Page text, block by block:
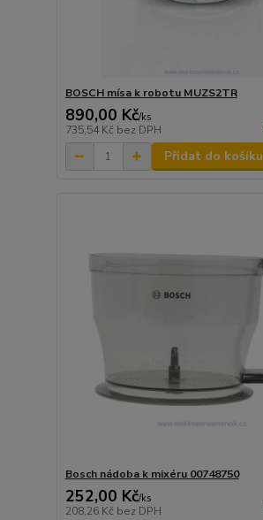
BOSCH mísa k robotu MUZS2TR
890,00 Kč/ks
735,54 Kč bez DPH
Přidat do košíku
Bosch nádoba k mixéru 00748750
252,00 Kč/ks
208,26 Kč bez DPH